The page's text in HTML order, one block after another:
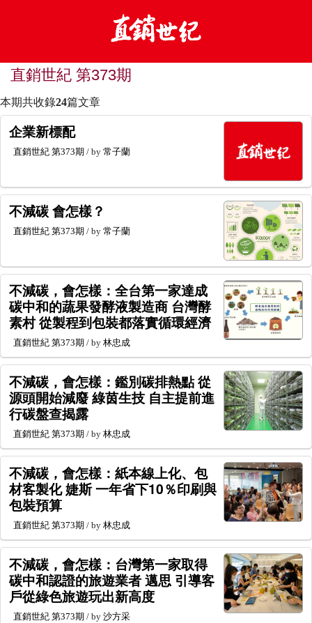
直銷世紀 第373期
本期共收錄24篇文章
企業新標配
直銷世紀 第373期 / by 常子蘭
不減碳 會怎樣？
直銷世紀 第373期 / by 常子蘭
不減碳，會怎樣：全台第一家達成
碳中和的蔬果發酵液製造商 台灣酵
素村 從製程到包裝都落實循環經濟
直銷世紀 第373期 / by 林忠成
不減碳，會怎樣：鑑別碳排熱點 從
源頭開始減廢 綠茵生技 自主提前進
行碳盤查揭露
直銷世紀 第373期 / by 林忠成
不減碳，會怎樣：紙本線上化、包
材客製化 婕斯 一年省下10％印刷與
包裝預算
直銷世紀 第373期 / by 林忠成
不減碳，會怎樣：台灣第一家取得
碳中和認證的旅遊業者 邁思 引導客
戶從綠色旅遊玩出新高度
直銷世紀 第373期 / by 沙方采